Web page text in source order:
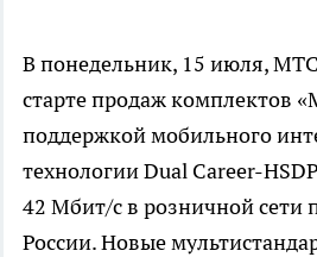
В понедельник, 15 июля,
старте продаж комплектов
поддержкой мобильного
технологии Dual Career-
42 Мбит/с в розничной сети
России. Новые